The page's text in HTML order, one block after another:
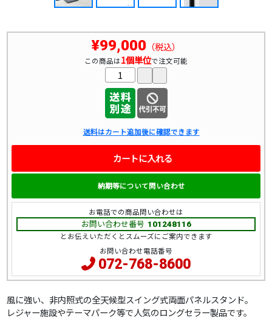
風に強い、非内照式の全天候型スイング式両面パネルスタンド。
レジャー施設やテーマパーク等で人気のロングセラー製品です。
¥99,000 （税込）
この商品は1個単位で注文可能
送料はカート追加後に確認できます
カートに入れる
納期等について問い合わせ
お電話での商品問い合わせは
お問い合わせ番号 101248116
とお伝えいただくとスムーズにご案内できます
お問い合わせ電話番号
072-768-8600